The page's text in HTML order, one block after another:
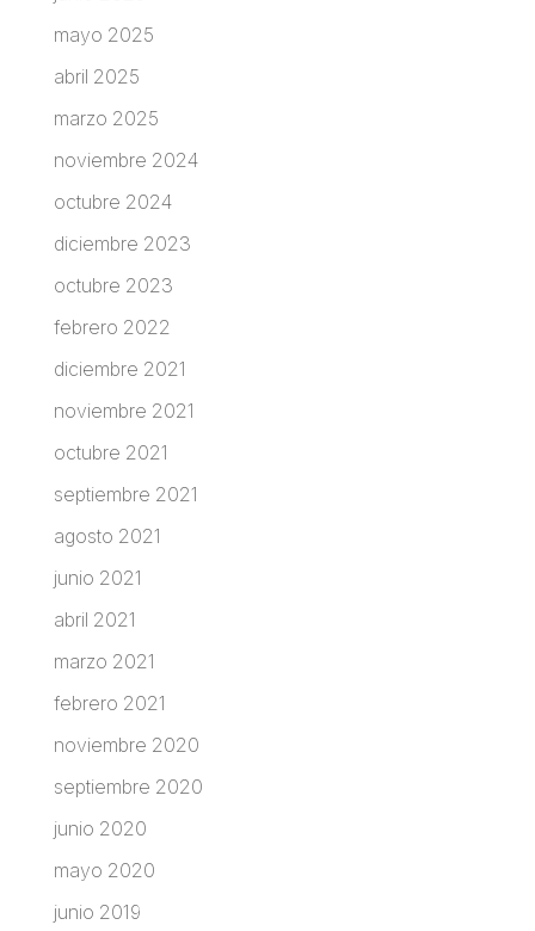
mayo 2025
abril 2025
marzo 2025
noviembre 2024
octubre 2024
diciembre 2023
octubre 2023
febrero 2022
diciembre 2021
noviembre 2021
octubre 2021
septiembre 2021
agosto 2021
junio 2021
abril 2021
marzo 2021
febrero 2021
noviembre 2020
septiembre 2020
junio 2020
mayo 2020
junio 2019